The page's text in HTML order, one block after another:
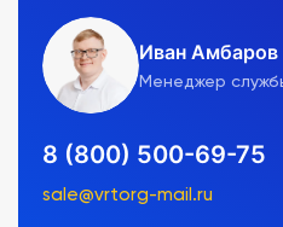
Иван Амбаров
Менеджер
8 (800) 500-69-75
sale@vrtorg-mail.ru